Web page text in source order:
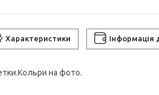
Характеристики Інформація
на фото.